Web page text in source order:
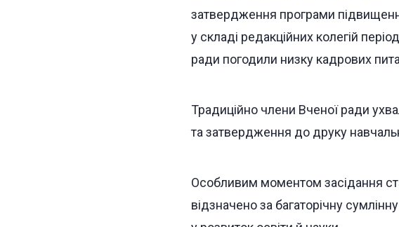
затвердження програми підвищення
у складі редакційних колегій
ради погодили низку кадрових
Традиційно члени Вченої ради
та затвердження до друку
Особливим моментом засідання
відзначено за багаторічну